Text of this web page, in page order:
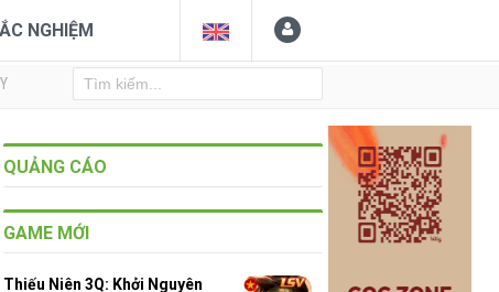
NGHIỆM
QUẢNG CÁO
GAME MỚI
Thiếu Niên 3Q: Khởi Nguyên